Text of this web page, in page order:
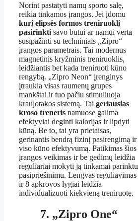
Norint pastatyti namų sporto salę,
reikia tinkamos įrangos. Jei įdomu
kurį elipsės formos treniruoklį
pasirinkti savo butui ar namui verta
susipažinti su techniniais „Zipro“
įrangos parametrais. Tai modernus
magnetinis kryžminis treniruoklis,
leidžiantis bet kada treniruoti kūno
rengybą. „Zipro Neon“ įrenginys
įtraukia visas raumenų grupes
mankštai ir tuo pačiu stimuliuoja
kraujotakos sistemą. Tai geriausias
kroso treneris namuose galima
efektyviai deginti kalorijas ir lipdyti
kūną. Be to, tai yra prietaisas,
gerinantis bendrą fizinį pasirengimą ir
viso kūno efektyvumą. Patikimas šios
įrangos veikimas ir be gedimų leidžia
reguliariai mokyti ją tinkamai parinktu
pasipriešinimu. Lengvas reguliavimas
ir 8 apkrovos lygiai leidžia
individualizuoti kiekvieną treniruotę.
7. „Zipro One“